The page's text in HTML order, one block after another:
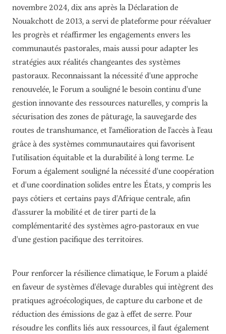
novembre 2024, dix ans après la Déclaration de
Nouakchott de 2013, a servi de plateforme pour réévaluer
les progrès et réaffirmer les engagements envers les
communautés pastorales, mais aussi pour adapter les
stratégies aux réalités changeantes des systèmes
pastoraux. Reconnaissant la nécessité d'une approche
renouvelée, le Forum a souligné le besoin continu d'une
gestion innovante des ressources naturelles, y compris la
sécurisation des zones de pâturage, la sauvegarde des
routes de transhumance, et l'amélioration de l'accès à l'eau
grâce à des systèmes communautaires qui favorisent
l'utilisation équitable et la durabilité à long terme. Le
Forum a également souligné la nécessité d'une coopération
et d'une coordination solides entre les États, y compris les
pays côtiers et certains pays d'Afrique centrale, afin
d'assurer la mobilité et de tirer parti de la
complémentarité des systèmes agro-pastoraux en vue
d'une gestion pacifique des territoires.
Pour renforcer la résilience climatique, le Forum a plaidé
en faveur de systèmes d'élevage durables qui intègrent des
pratiques agroécologiques, de capture du carbone et de
réduction des émissions de gaz à effet de serre. Pour
résoudre les conflits liés aux ressources, il faut également